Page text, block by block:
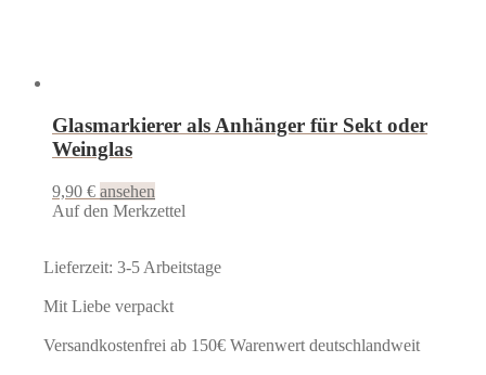
Glasmarkierer als Anhänger für Sekt oder
Weinglas
9,90 € ansehen
Auf den Merkzettel
Lieferzeit: 3-5 Arbeitstage
Mit Liebe verpackt
Versandkostenfrei ab 150€ Warenwert deutschlandweit